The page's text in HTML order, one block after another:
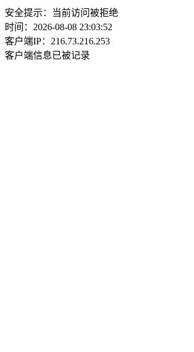
安全提示：当前访问被拒绝
时间：2026-08-08 23:03:52
客户端IP：216.73.216.253
客户端信息已被记录